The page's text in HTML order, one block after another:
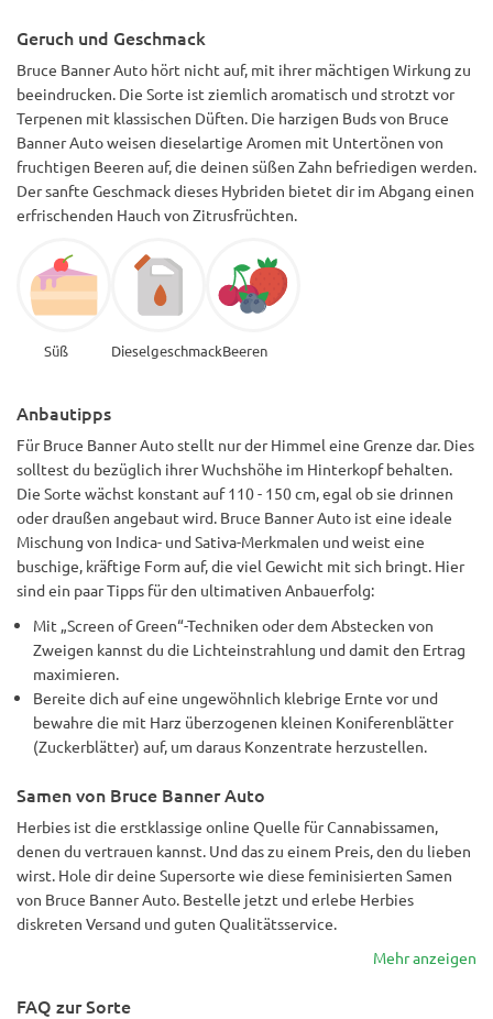
Geruch und Geschmack
Bruce Banner Auto hört nicht auf, mit ihrer mächtigen Wirkung zu
beeindrucken. Die Sorte ist ziemlich aromatisch und strotzt vor
Terpenen mit klassischen Düften. Die harzigen Buds von Bruce
Banner Auto weisen dieselartige Aromen mit Untertönen von
fruchtigen Beeren auf, die deinen süßen Zahn befriedigen werden.
Der sanfte Geschmack dieses Hybriden bietet dir im Abgang einen
erfrischenden Hauch von Zitrusfrüchten.
Süß DieselgeschmackBeeren
Anbautipps
Für Bruce Banner Auto stellt nur der Himmel eine Grenze dar. Dies
solltest du bezüglich ihrer Wuchshöhe im Hinterkopf behalten.
Die Sorte wächst konstant auf 110 - 150 cm, egal ob sie drinnen
oder draußen angebaut wird. Bruce Banner Auto ist eine ideale
Mischung von Indica- und Sativa-Merkmalen und weist eine
buschige, kräftige Form auf, die viel Gewicht mit sich bringt. Hier
sind ein paar Tipps für den ultimativen Anbauerfolg:
Mit „Screen of Green“-Techniken oder dem Abstecken von
Zweigen kannst du die Lichteinstrahlung und damit den Ertrag
maximieren.
Bereite dich auf eine ungewöhnlich klebrige Ernte vor und
bewahre die mit Harz überzogenen kleinen Koniferenblätter
(Zuckerblätter) auf, um daraus Konzentrate herzustellen.
Samen von Bruce Banner Auto
Herbies ist die erstklassige online Quelle für Cannabissamen,
denen du vertrauen kannst. Und das zu einem Preis, den du lieben
wirst. Hole dir deine Supersorte wie diese feminisierten Samen
von Bruce Banner Auto. Bestelle jetzt und erlebe Herbies
diskreten Versand und guten Qualitätsservice.
Mehr anzeigen
FAQ zur Sorte